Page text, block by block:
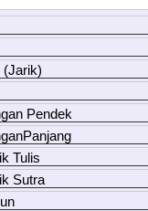
(Jarik)
Pendek
Tulis
Sutra